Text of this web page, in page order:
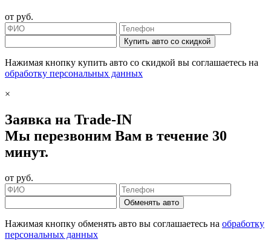
от руб.
Купить авто со скидкой
Нажимая кнопку купить авто со скидкой вы соглашаетесь на
обработку персональных данных
×
Заявка на Trade-IN
Мы перезвоним Вам в течение 30
минут.
от руб.
Обменять авто
Нажимая кнопку обменять авто вы соглашаетесь на обработку
персональных данных